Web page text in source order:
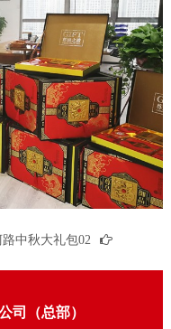
中秋大礼包02
司（总部）